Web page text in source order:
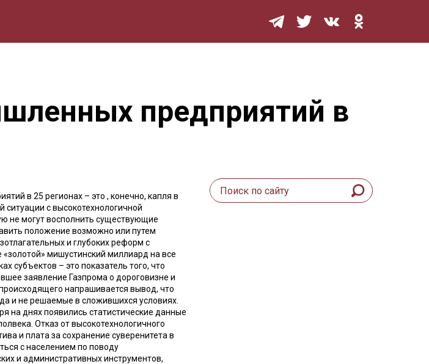
предприятий в
в 25 регионах – это , конечно, капля в
ситуации с высокотехнологичной
не могут восполнить существующие
положение возможно или путем
и глубоких реформ с
мишустинский миллиард на все
субъектов – это показатель того, что
заявление Газпрома о дороговизне и
напрашивается вывод, что
и не решаемые в сложившихся условиях.
на днях появились статистические данные
Отказ от высокотехнологичного
и плата за сохранение суверенитета в
с населением по поводу
и административных инструментов,